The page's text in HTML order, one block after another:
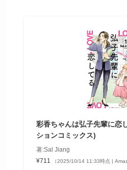
彩香ちゃんは弘子先輩に恋
ションコミックス)
著:Sal Jiang
¥711
（2025/10/14 11:33時点 |